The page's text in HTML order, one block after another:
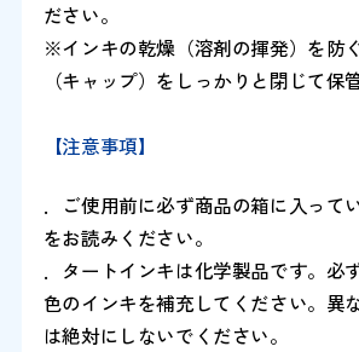
ださい。
※インキの乾燥（溶剤の揮発）を防
（キャップ）をしっかりと閉じて保
【注意事項】
．ご使用前に必ず商品の箱に入って
をお読みください。
．タートインキは化学製品です。必
色のインキを補充してください。異
は絶対にしないでください。